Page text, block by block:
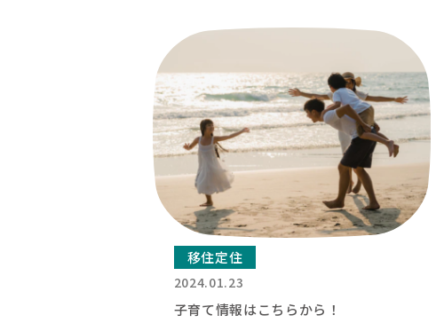
移住定住
2024.01.23
子育て情報はこちらから！